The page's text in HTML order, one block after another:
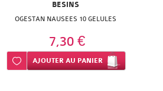
BESINS
OGESTAN NAUSEES 10 GELULES
7,30 €
Ajouter à ma liste d’envie
AJOUTER AU PANIER